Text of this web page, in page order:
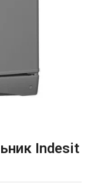
Indesit